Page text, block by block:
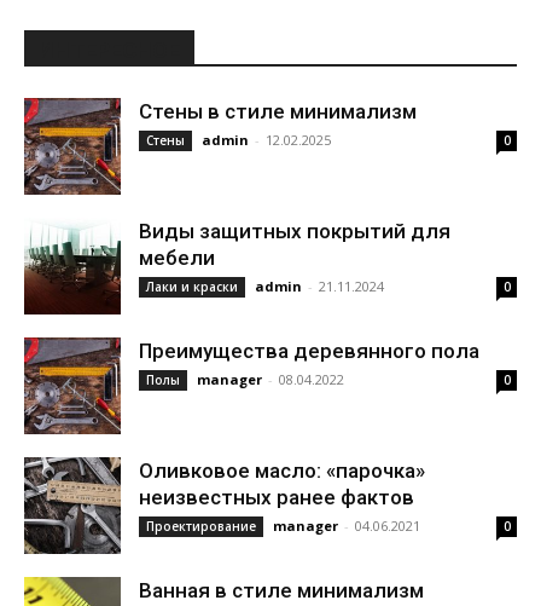
Стены в стиле минимализм
Стены admin - 12.02.2025 0
Виды защитных покрытий для
мебели
Лаки и краски admin - 21.11.2024 0
Преимущества деревянного пола
Полы manager - 08.04.2022 0
Оливковое масло: «парочка»
неизвестных ранее фактов
Проектирование manager - 04.06.2021 0
Ванная в стиле минимализм